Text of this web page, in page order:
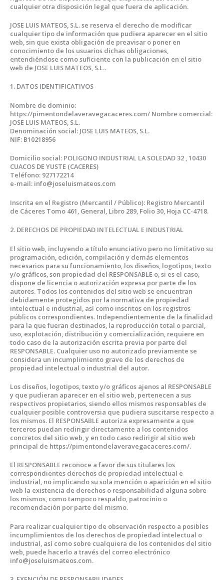
cualquier otra disposición legal que fuera de aplicación.
JOSE LUIS MATEOS, S.L. se reserva el derecho de modificar
cualquier tipo de información que pudiera aparecer en el sitio
web, sin que exista obligación de preavisar o poner en
conocimiento de los usuarios dichas obligaciones,
entendiéndose como suficiente con la publicación en el sitio
web de JOSE LUIS MATEOS, S.L..
1. DATOS IDENTIFICATIVOS
Nombre de dominio:
https://pimentondelaveravegacaceres.com/ Nombre comercial:
JOSE LUIS MATEOS, S.L.
Denominación social: JOSE LUIS MATEOS, S.L.
NIF: B10218956
Domicilio social: POLIGONO INDUSTRIAL LA SOLEDAD 32 , 10430
CUACOS DE YUSTE (CACERES)
Teléfono: 927172214
e-mail: info@joseluismateos.com
Inscrita en el Registro (Mercantil / Público): Registro Mercantil
de Cáceres Tomo 461, General, Libro 289, Folio 30, Hoja CC-4718.
2. DERECHOS DE PROPIEDAD INTELECTUAL E INDUSTRIAL
El sitio web, incluyendo a título enunciativo pero no limitativo su
programación, edición, compilación y demás elementos
necesarios para su funcionamiento, los diseños, logotipos, texto
y/o gráficos, son propiedad del RESPONSABLE o, si es el caso,
dispone de licencia o autorización expresa por parte de los
autores. Todos los contenidos del sitio web se encuentran
debidamente protegidos por la normativa de propiedad
intelectual e industrial, así como inscritos en los registros
públicos correspondientes. Independientemente de la finalidad
para la que fueran destinados, la reproducción total o parcial,
uso, explotación, distribución y comercialización, requiere en
todo caso de la autorización escrita previa por parte del
RESPONSABLE. Cualquier uso no autorizado previamente se
considera un incumplimiento grave de los derechos de
propiedad intelectual o industrial del autor.
Los diseños, logotipos, texto y/o gráficos ajenos al RESPONSABLE
y que pudieran aparecer en el sitio web, pertenecen a sus
respectivos propietarios, siendo ellos mismos responsables de
cualquier posible controversia que pudiera suscitarse respecto a
los mismos. El RESPONSABLE autoriza expresamente a que
terceros puedan redirigir directamente a los contenidos
concretos del sitio web, y en todo caso redirigir al sitio web
principal de https://pimentondelaveravegacaceres.com/.
El RESPONSABLE reconoce a favor de sus titulares los
correspondientes derechos de propiedad intelectual e
industrial, no implicando su sola mención o aparición en el sitio
web la existencia de derechos o responsabilidad alguna sobre
los mismos, como tampoco respaldo, patrocinio o
recomendación por parte del mismo.
Para realizar cualquier tipo de observación respecto a posibles
incumplimientos de los derechos de propiedad intelectual o
industrial, así como sobre cualquiera de los contenidos del sitio
web, puede hacerlo a través del correo electrónico
info@joseluismateos.com.